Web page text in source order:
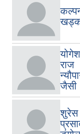
योगेश
राज
जैसी
शुरेस